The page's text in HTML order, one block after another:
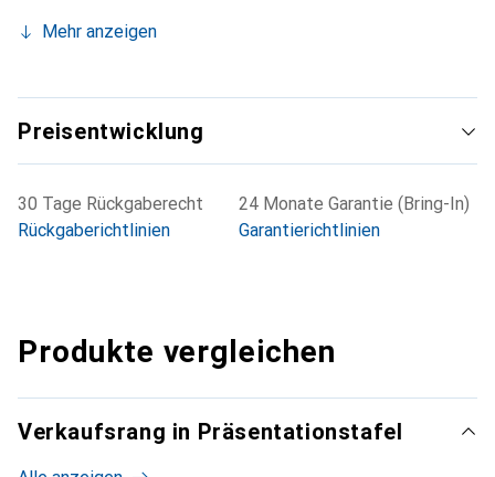
Mehr anzeigen
Preisentwicklung
30 Tage Rückgaberecht
Rückgaberichtlinien
24 Monate Garantie (Bring-In)
Garantierichtlinien
Produkte vergleichen
Verkaufsrang in Präsentationstafel